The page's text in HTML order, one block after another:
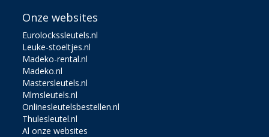
Onze websites
Eurolockssleutels.nl
Leuke-stoeltjes.nl
Madeko-rental.nl
Madeko.nl
Mastersleutels.nl
Mlmsleutels.nl
Onlinesleutelsbestellen.nl
Thulesleutel.nl
Al onze websites